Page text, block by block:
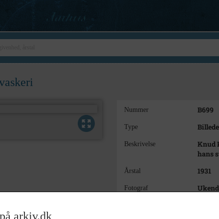
Nummer B699
Type
Beskrivelse
Knud
hans
Årstal 1931
Fotograf
arkiv.dk